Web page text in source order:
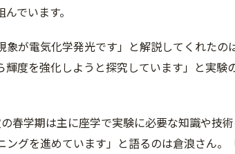
でいます。
が電気化学発光です」と解説してくれたの
度を強化しようと探究しています」と実験
春学期は主に座学で実験に必要な知識や技
グを進めています」と語るのは倉浪さん。